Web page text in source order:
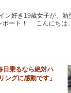
ン好き19歳女子が、
ポート！ こんにちは
日乗るなら絶対ハ
ングに感動です」